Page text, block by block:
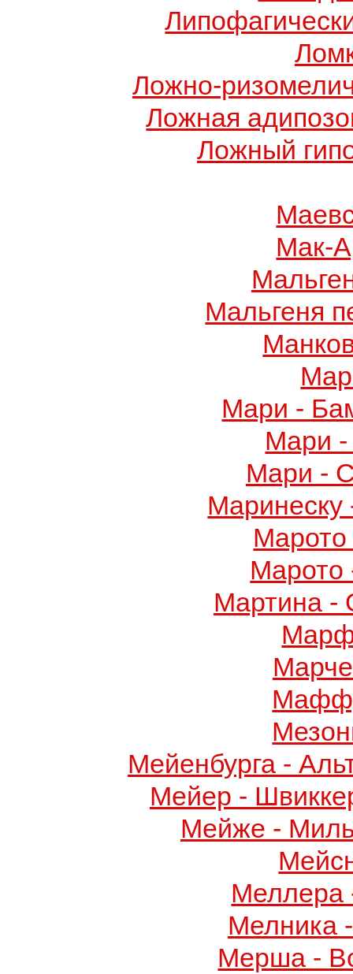
Ложно-
Ложная
Ложный
Мак-
Мальгеня
Мари -
Мари -
Мари -
Марото
Марото
Мартина -
Мейенбурга -
Мейер -
Мейже -
Меллера
Мелника
Мерша -